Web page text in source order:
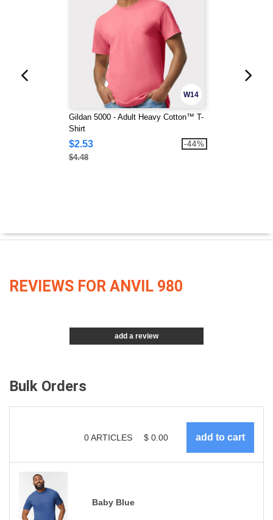
W14
Gildan 5000 - Adult Heavy Cotton™ T-
Shirt
$2.53
$4.48
-44%
REVIEWS FOR ANVIL 980
add a review
Bulk Orders
0ARTICLES $ 0.00
Baby Blue